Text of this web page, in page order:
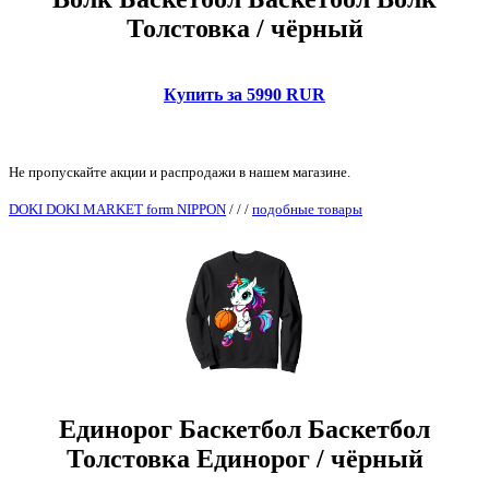
Толстовка / чёрный
Купить за 5990 RUR
Не пропускайте акции и распродажи в нашем магазине.
DOKI DOKI MARKET form NIPPON / / / подобные товары
Единорог Баскетбол Баскетбол
Толстовка Единорог / чёрный